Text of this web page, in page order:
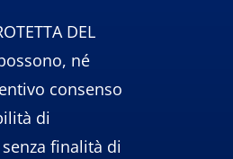
DEL
né
consenso
di
finalità di